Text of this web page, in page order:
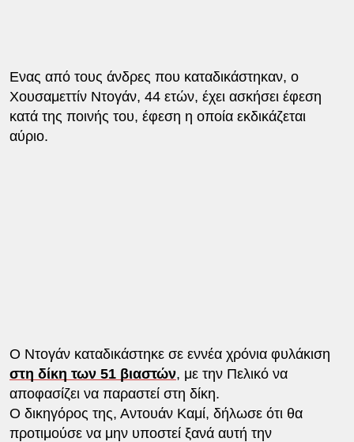
Ενας από τους άνδρες που καταδικάστηκαν, ο
Χουσαμεττίν Ντογάν, 44 ετών, έχει ασκήσει έφεση
κατά της ποινής του, έφεση η οποία εκδικάζεται
αύριο.
Ο Ντογάν καταδικάστηκε σε εννέα χρόνια φυλάκιση
στη δίκη των 51 βιαστών, με την Πελικό να
αποφασίζει να παραστεί στη δίκη.
Ο δικηγόρος της, Αντουάν Καμί, δήλωσε ότι θα
προτιμούσε να μην υποστεί ξανά αυτή την